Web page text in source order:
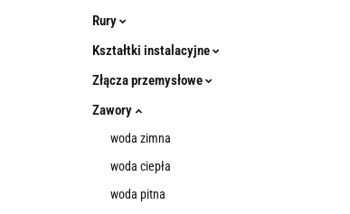
Rury
Kształtki instalacyjne
Złącza przemysłowe
Zawory
woda zimna
woda ciepła
woda pitna